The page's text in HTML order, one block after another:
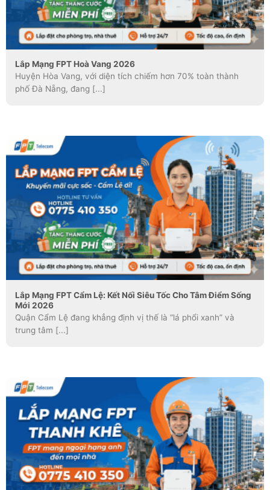
Lắp Mạng FPT Hoà Vang 2026
Huyện Hòa Vang, với diện tích chiếm hơn 70% toàn thành
phố Đà Nẵng, đang [...]
Lắp Mạng FPT Cẩm Lệ: Kết Nối Siêu Tốc Cho Tâm Điểm Sống
Mới 2026
Quận Cẩm Lệ đang khẳng định vị thế là “lá phổi xanh” và
trung tâm [...]